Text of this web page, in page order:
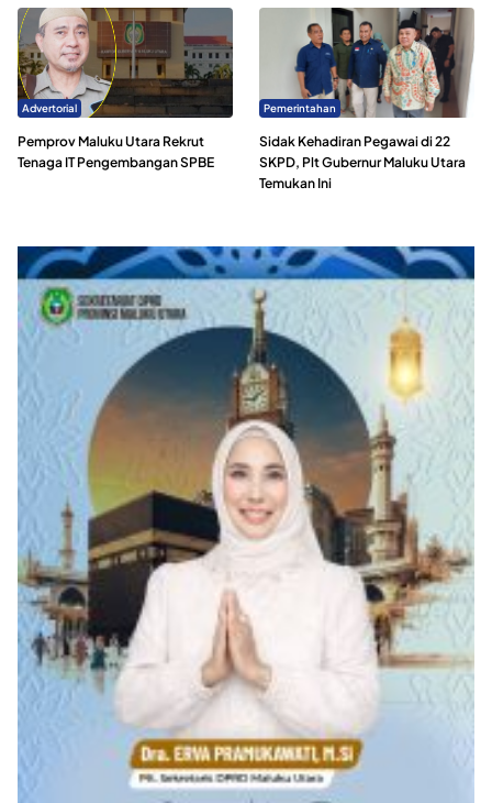
Advertorial
Pemprov Maluku Utara Rekrut
Tenaga IT Pengembangan SPBE
Pemerintahan
Sidak Kehadiran Pegawai di 22
SKPD, Plt Gubernur Maluku Utara
Temukan Ini